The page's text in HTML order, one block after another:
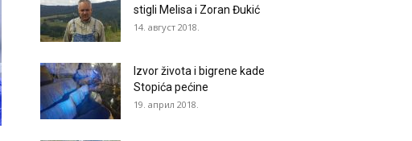
stigli Melisa i Zoran Đukić
14. август 2018.
Izvor života i bigrene kade
Stopića pećine
19. април 2018.